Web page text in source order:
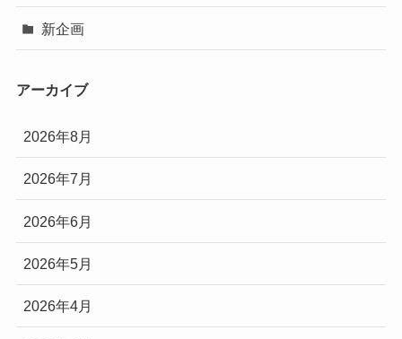
新企画
アーカイブ
2026年8月
2026年7月
2026年6月
2026年5月
2026年4月